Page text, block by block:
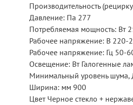
Производительность
Давление: Па 277
Потребляемая мощность: Вт
Рабочее напряжение: В 220-
Рабочее напряжение: Гц 50-
Освещение: Вт Галогенные
Минимальный уровень шума,
Ширина: мм 900
Цвет Черное стекло +